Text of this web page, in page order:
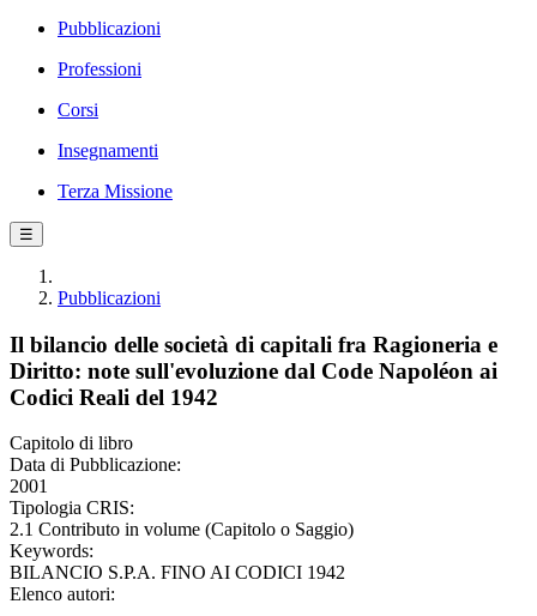
Pubblicazioni
Professioni
Corsi
Insegnamenti
Terza Missione
☰
Pubblicazioni
Il bilancio delle società di capitali fra Ragioneria e
Diritto: note sull'evoluzione dal Code Napoléon ai
Codici Reali del 1942
Capitolo di libro
Data di Pubblicazione:
2001
Tipologia CRIS:
2.1 Contributo in volume (Capitolo o Saggio)
Keywords:
BILANCIO S.P.A. FINO AI CODICI 1942
Elenco autori: